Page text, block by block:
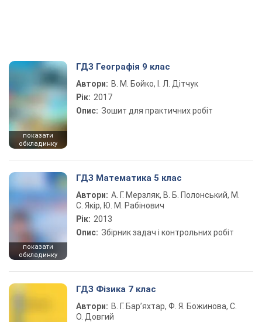
показати
обкладинку
ГДЗ Географія 9 клас
Автори: В. М. Бойко, І. Л. Дітчук
Рік: 2017
Опис: Зошит для практичних робіт
показати
обкладинку
ГДЗ Математика 5 клас
Автори: А. Г. Мерзляк, В. Б. Полонський, М.
С. Якір, Ю. М. Рабінович
Рік: 2013
Опис: Збірник задач і контрольних робіт
ГДЗ Фізика 7 клас
Автори: В. Г. Бар’яхтар, Ф. Я. Божинова, С.
О. Довгий